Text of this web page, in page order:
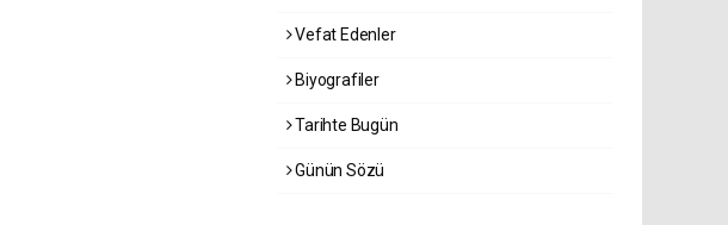
Vefat Edenler
Biyografiler
Tarihte Bugün
Günün Sözü